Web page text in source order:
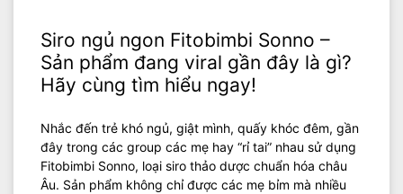
Siro ngủ ngon Fitobimbi Sonno –
Sản phẩm đang viral gần đây là gì?
Hãy cùng tìm hiểu ngay!
Nhắc đến trẻ khó ngủ, giật mình, quấy khóc đêm, gần
đây trong các group các mẹ hay “rỉ tai” nhau sử dụng
Fitobimbi Sonno, loại siro thảo dược chuẩn hóa châu
Âu. Sản phẩm không chỉ được các mẹ bỉm mà nhiều